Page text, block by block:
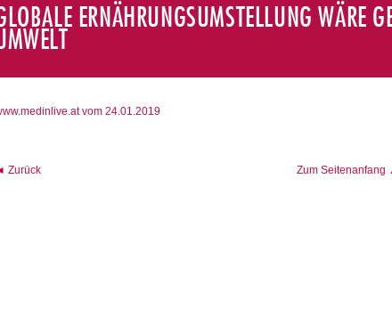
ERNÄHRUNGSUMSTELLUNG WÄRE
vom 24.01.2019
Zurück Zum Seitenanfang